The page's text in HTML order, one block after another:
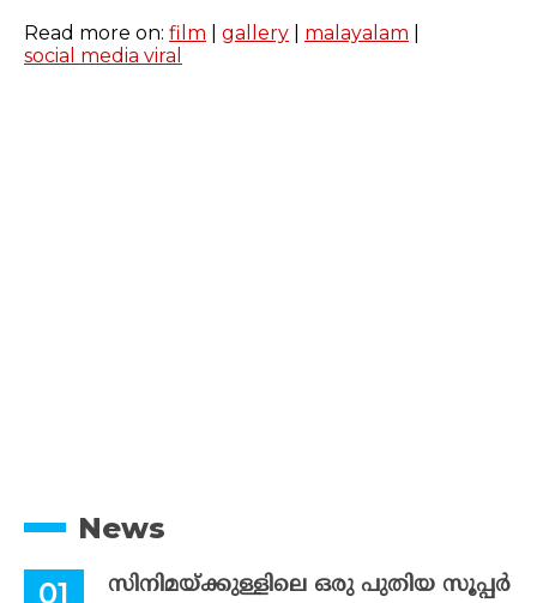
Read more on: film gallery malayalam
social media viral
News
സിനിമയ്ക്കുള്ളിലെ ഒരു പുതിയ സൂപ്പർ